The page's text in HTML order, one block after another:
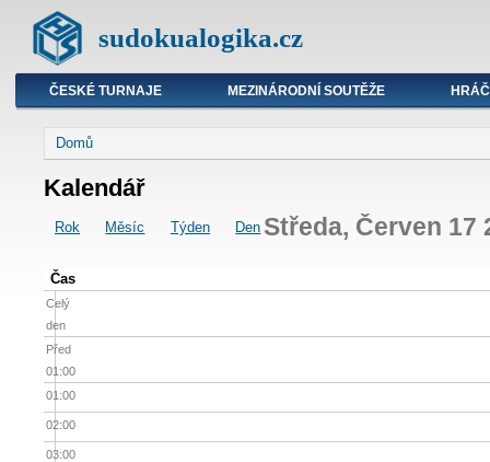
sudokualogika.cz
ČESKÉ TURNAJE MEZINÁRODNÍ SOUTĚŽE
Domů
Kalendář
Rok Měsíc Týden Den Středa, Červen 17
Čas
Celý
den
Před
01:00
01:00
02:00
03:00